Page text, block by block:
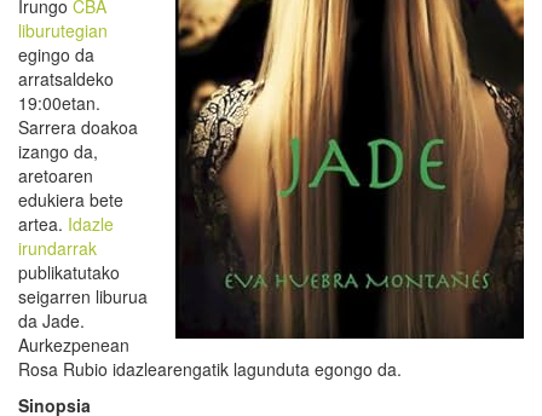
Irungo CBA
liburutegian
egingo da
arratsaldeko
19:00etan.
Sarrera doakoa
izango da,
aretoaren
edukiera bete
artea. Idazle
irundarrak
publikatutako
seigarren liburua
da Jade.
Aurkezpenean
Rosa Rubio idazlearengatik lagunduta egongo da.
Sinopsia